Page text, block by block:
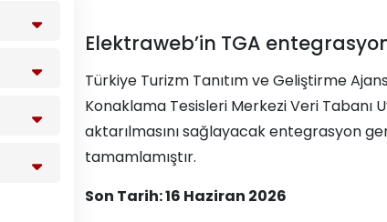
Elektraweb’in TGA
Türkiye Turizm Tanıtım ve Geliştirme
Konaklama Tesisleri Merkezi Veri Tabanı
aktarılmasını sağlayacak entegrasyon
tamamlamıştır.
Son Tarih: 16 Haziran 2026